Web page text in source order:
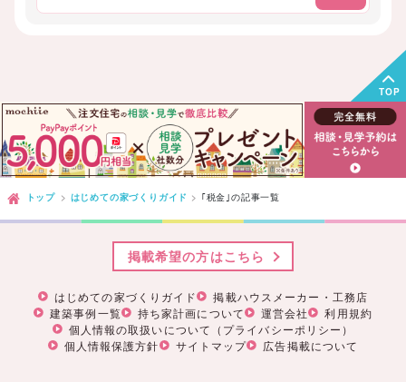
TOP
トップ はじめての家づくりガイド ｢税金｣の記事一覧
はじめての家づくりガイド
掲載ハウスメーカー・工務店
建築事例一覧
持ち家計画について 運営会社
利用規約
個人情報の取扱いについて（プライバシーポリシー）
個人情報保護方針
サイトマップ 広告掲載について
掲載希望の方はこちら